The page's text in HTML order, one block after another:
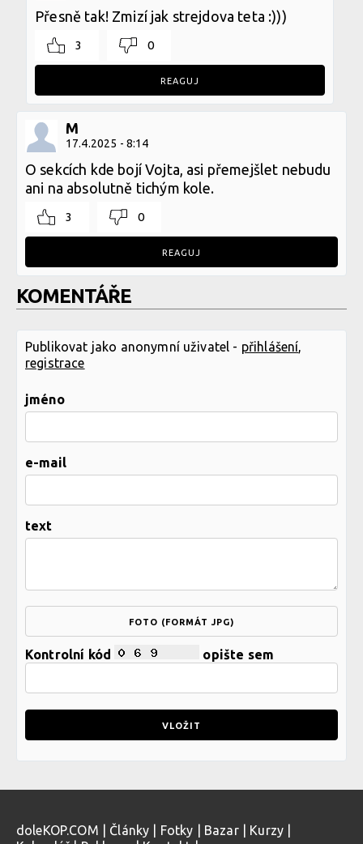
Přesně tak! Zmizí jak strejdova teta :)))
3 0
REAGUJ
M
17.4.2025 - 8:14
O sekcích kde bojí Vojta, asi přemejšlet nebudu
ani na absolutně tichým kole.
3 0
REAGUJ
KOMENTÁŘE
Publikovat jako anonymní uživatel - přihlášení,
registrace
jméno
e-mail
text
FOTO (FORMÁT JPG)
Kontrolní kód opište sem
doleKOP.COM Články Fotky Bazar| Kurzy